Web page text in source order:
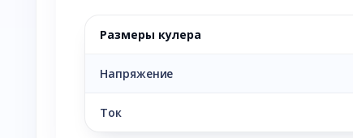
Размеры кулера
Напряжение
Ток